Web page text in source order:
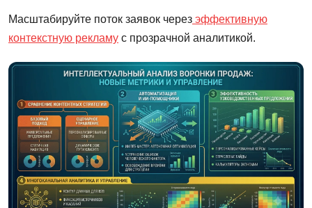
Масштабируйте поток заявок через эффективную
контекстную рекламу с прозрачной аналитикой.